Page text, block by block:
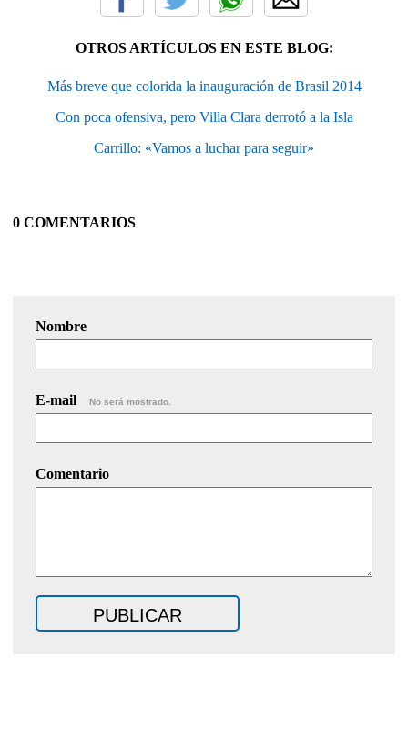
OTROS ARTÍCULOS EN ESTE BLOG:
Más breve que colorida la inauguración de Brasil 2014
Con poca ofensiva, pero Villa Clara derrotó a la Isla
Carrillo: «Vamos a luchar para seguir»
0 COMENTARIOS
Nombre
E-mail No será mostrado.
Comentario